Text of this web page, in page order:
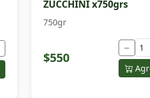
ZUCCHINI x750grs
750gr
$550
−